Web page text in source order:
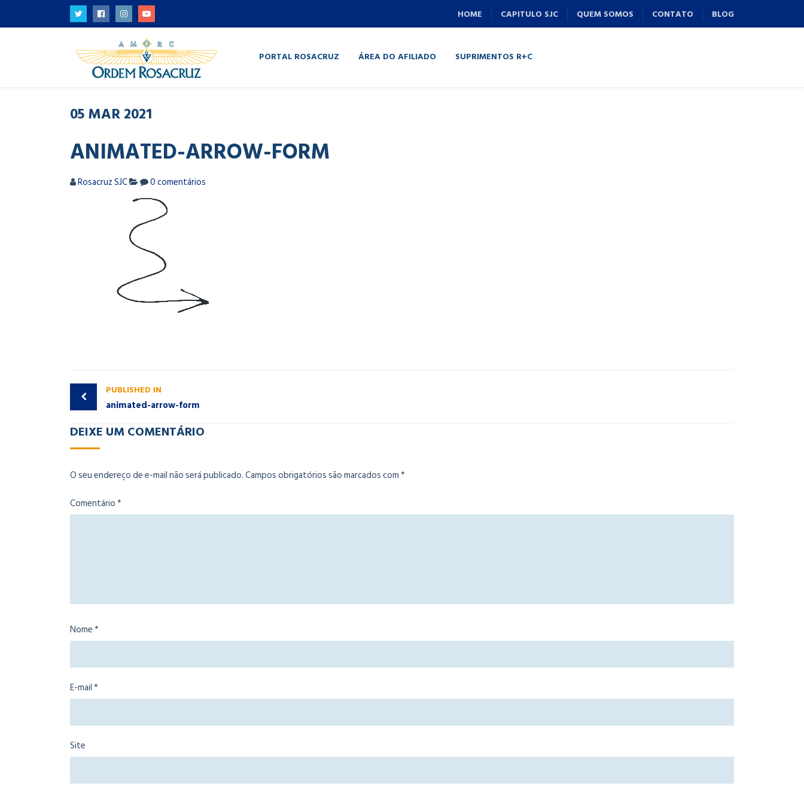
HOME CAPITULO SJC QUEM SOMOS CONTATO BLOG
PORTAL ROSACRUZ ÁREA DO AFILIADO SUPRIMENTOS R+C
05MAR2021
ANIMATED-ARROW-FORM
Rosacruz SJC 0 comentários
PUBLISHED IN
animated-arrow-form
DEIXE UM COMENTÁRIO
O seu endereço de e-mail não será publicado.Campos obrigatórios são marcados com*
Comentário*
Nome*
E-mail*
Site